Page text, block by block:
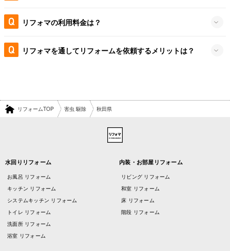
リフォマの利用料金は？
リフォマを通してリフォームを依頼するメリットは？
リフォームTOP 害虫 駆除 秋田県
水回りリフォーム
お風呂 リフォーム
キッチン リフォーム
システムキッチン リフォーム
トイレ リフォーム
洗面所 リフォーム
浴室 リフォーム
内装・お部屋リフォーム
リビング リフォーム
和室 リフォーム
床 リフォーム
階段 リフォーム